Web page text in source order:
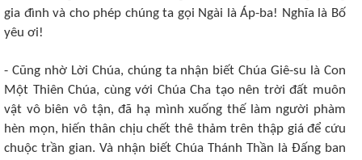
gia đình và cho phép chúng ta gọi Ngài là Áp-ba! Nghĩa là Bố
yêu ơi!
- Cũng nhờ Lời Chúa, chúng ta nhận biết Chúa Giê-su là Con
Một Thiên Chúa, cùng với Chúa Cha tạo nên trời đất muôn
vật vô biên vô tận, đã hạ mình xuống thế làm người phàm
hèn mọn, hiến thân chịu chết thê thảm trên thập giá để cứu
chuộc trần gian. Và nhận biết Chúa Thánh Thần là Đấng ban